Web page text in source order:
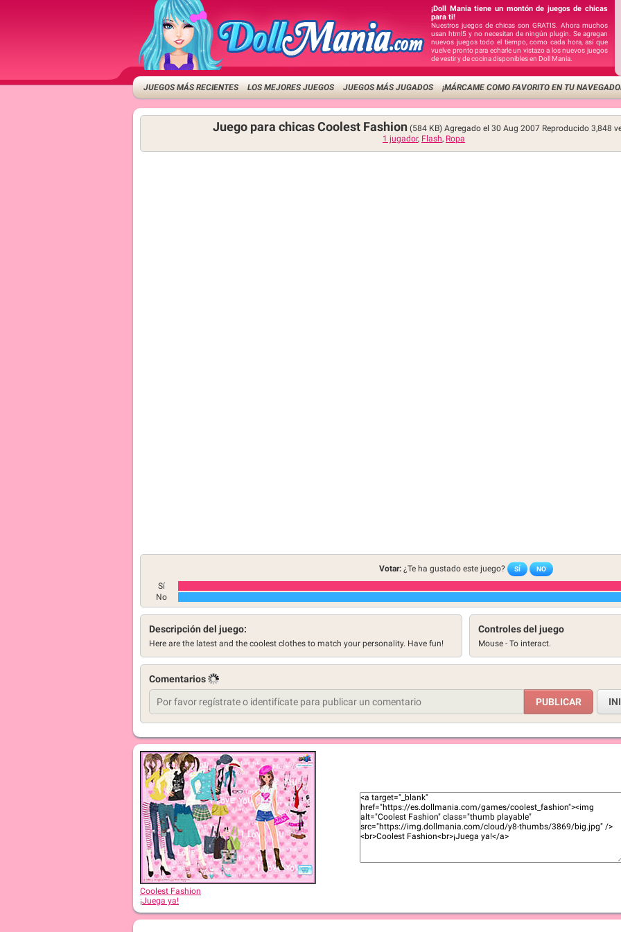
¡Doll Mania tiene un montón de juegos de chicas
para ti!
Nuestros juegos de chicas son GRATIS. Ahora muchos
usan html5 y no necesitan de ningún plugin. Se agregan
nuevos juegos todo el tiempo, como cada hora, así que
vuelve pronto para echarle un vistazo a los nuevos juegos
de vestir y de cocina disponibles en Doll Mania.
JUEGOS MÁS RECIENTES LOS MEJORES JUEGOS JUEGOS MÁS JUGADOS ¡MÁRCAME COMO FAVORITO EN TU
Juego para chicas Coolest Fashion (584 KB) Agregado el 30 Aug 2007 Reproducido 3,848
1 jugador, Flash, Ropa
Votar:¿Te ha gustado este juego? SÍ NO
Sí
No
Descripción del juego:
Here are the latest and the coolest clothes to match your personality. Have fun!
Controles del juego
Mouse - To interact.
Comentarios
Coolest Fashion
¡Juega ya!